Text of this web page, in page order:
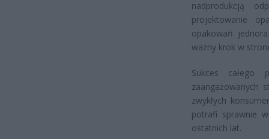
nadprodukcją
projektowanie
opakowań
ważny krok w
Sukces całego
zaangażowanych
zwykłych
potrafi sprawnie
ostatnich lat.